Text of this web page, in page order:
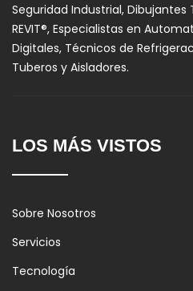
Seguridad Industrial, Dibujantes
REVIT®, Especialistas en
Digitales, Técnicos de
Tuberos y Aisladores.
LOS MÁS VISTOS
Sobre Nosotros
Servicios
Tecnología